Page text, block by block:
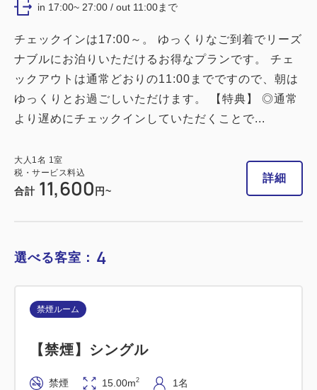
税・サービス料込
16,200
税・サービス料込
ダブルサイズ / 幅131-150cm×1
Wi-Fiあり（無料）
今すぐ予約
【喫煙】ダブルルーム
喫煙 15.00m 2
in 17:00~ 27:00 / out 11:00まで
チェックインは17:00～。 ゆっくりなご到着でリーズ
ナブルにお泊りいただけるお得なプランです。 チェ
ックアウトは通常どおりの11:00までですので、朝は
ゆっくりとお過ごしいただけます。 【特典】 ◎通常
より遅めにチェックインしていただくことで...
大人 1名 1室
税・サービス料込
合計 11,600 円~
詳細
選べる客室： 4
禁煙ルーム
【禁煙】シングル
禁煙 15.00m2 1名